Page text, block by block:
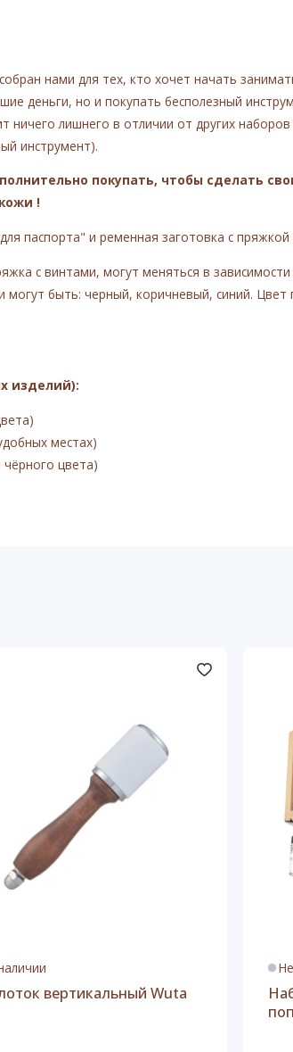
нами для тех, кто хочет начать
деньги, но и покупать бесполезный
ничего лишнего в отличии от других
инструмент).
покупать, чтобы сделать
!
паспорта" и ременная заготовка с пряжкой
с винтами, могут меняться в
быть: черный, коричневый, синий. Цвет
изделий):
местах)
цвета)
под язычок пряжки и под винты)
вертикальный Wuta